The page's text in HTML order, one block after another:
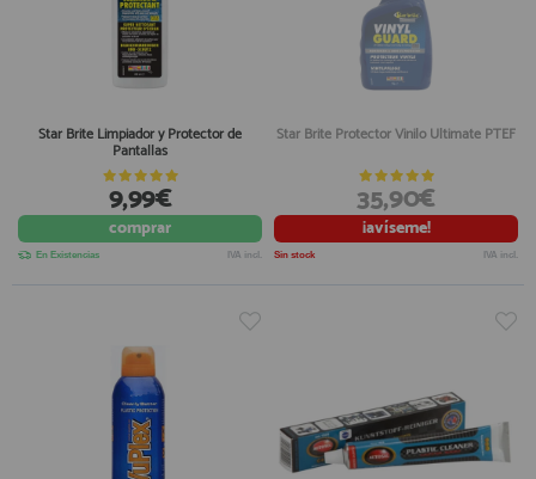
Star Brite Limpiador y Protector de
Pantallas
9,99€
comprar
En Existencias IVA incl.
Star Brite Protector Vinilo Ultimate PTEF
35,90€
¡avíseme!
Sin stock IVA incl.